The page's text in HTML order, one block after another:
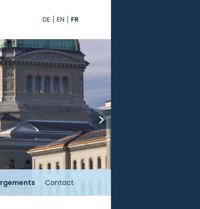
DE EN FR
>
Contact